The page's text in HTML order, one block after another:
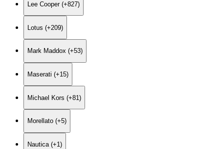
Lee Cooper (+827)
Lotus (+209)
Mark Maddox (+53)
Maserati (+15)
Michael Kors (+81)
Morellato (+5)
Nautica (+1)